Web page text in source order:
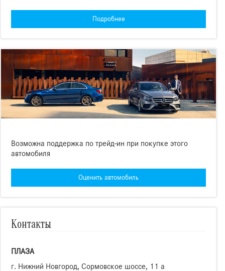
Подробнее
Возможна поддержка по трейд-ин при покупке этого
автомобиля
Оценить автомобиль
Контакты
ПЛАЗА
г. Нижний Новгород, Сормовское шоссе, 11 а